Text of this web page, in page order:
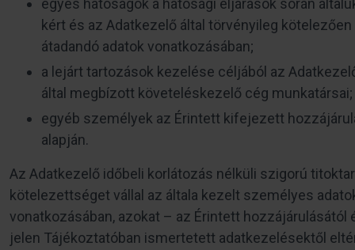
egyes hatóságok a hatósági eljárások során
kért és az Adatkezelő által törvényileg kötelezően
átadandó adatok vonatkozásában;
a lejárt tartozások kezelése céljából az
által megbízott követeléskezelő cég munkatársai;
egyéb személyek az Érintett kifejezett
alapján.
Az Adatkezelő időbeli korlátozás nélküli szigorú
kötelezettséget vállal az általa kezelt személyes
vonatkozásában, azokat – az Érintett hozzájárulásától
jelen Tájékoztatóban ismertetett adatkezelésektől